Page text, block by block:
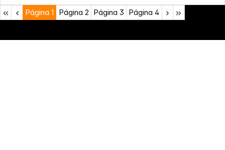
Página 1 Página 2 Página 3 Página 4